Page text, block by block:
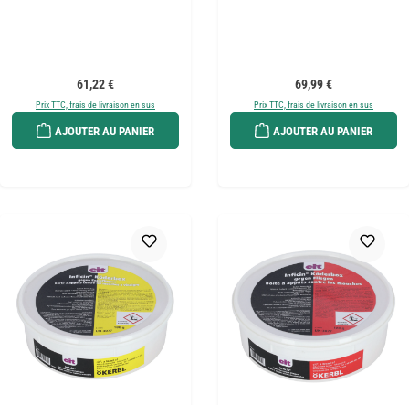
Prix régulier :
61,22 €
Prix TTC, frais de livraison en sus
AJOUTER AU PANIER
Prix régulier :
69,99 €
Prix TTC, frais de livraison en sus
AJOUTER AU PANIER